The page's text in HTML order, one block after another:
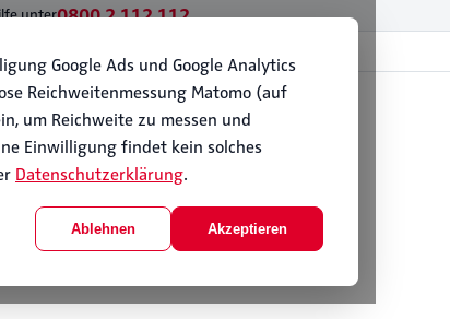
unter0800 2 112 112
Google Ads und Google Analytics
Reichweitenmessung Matomo (auf
um Reichweite zu messen und
Einwilligung findet kein solches
Datenschutzerklärung.
Ablehnen Akzeptieren